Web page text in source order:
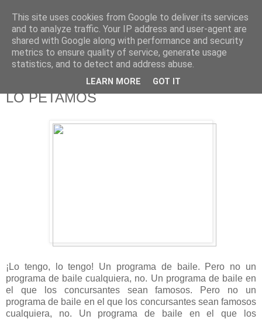
625 RANAS
LA TELEVISIÓN DESDE EL PUNTO DE VISTA BATRACIO
LO PETAMOS
¡Lo tengo, lo tengo! Un programa de baile. Pero no un
programa de baile cualquiera, no. Un programa de baile en
el que los concursantes sean famosos. Pero no un
programa de baile en el que los concursantes sean famosos
cualquiera, no. Un programa de baile en el que los
This site uses cookies from Google to deliver its services
and to analyze traffic. Your IP address and user-agent are
shared with Google along with performance and security
metrics to ensure quality of service, generate usage
statistics, and to detect and address abuse.
LEARN MORE GOT IT